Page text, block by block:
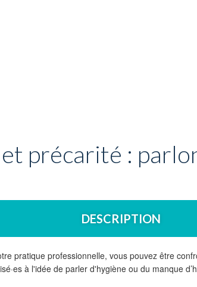
précarité :
DESCRIPTION
pratique professionnelle, vous pouvez être
à l'idée de parler d'hygiène ou du manque